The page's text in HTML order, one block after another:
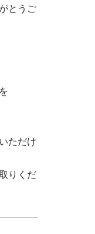
とうご
ただけ
りくだ